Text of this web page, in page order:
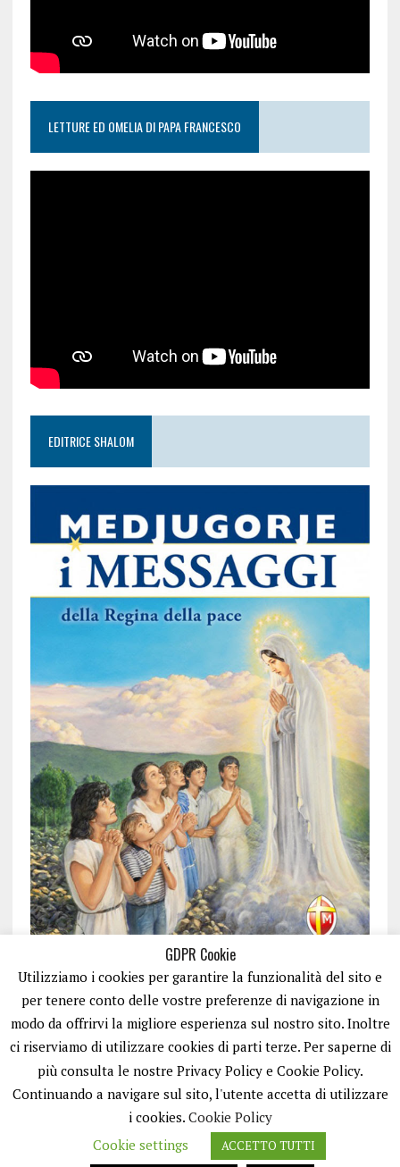
LETTURE ED OMELIA DI PAPA FRANCESCO
EDITRICE SHALOM
ISCRIVITI
GDPR Cookie
Utilizziamo i cookies per garantire la funzionalità del sito e
per tenere conto delle vostre preferenze di navigazione in
modo da offrirvi la migliore esperienza sul nostro sito. Inoltre
ci riserviamo di utilizzare cookies di parti terze. Per saperne di
più consulta le nostre Privacy Policy e Cookie Policy.
Continuando a navigare sul sito, l'utente accetta di utilizzare
i cookies. Cookie Policy
Cookie settings
ACCETTO TUTTI